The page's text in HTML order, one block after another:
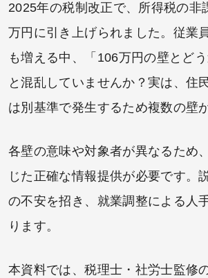
2025年の税制改正で、所得税の非
万円に引き上げられました。従業
も増える中、「106万円の壁とど
と混乱していませんか？実は、住
は別基準で発生するため複数の壁
各壁の意味や対象者が異なるため
じた正確な情報提供が必要です。
の不安を招き、就業調整による人
ります。
本資料では、税理士・社労士監修